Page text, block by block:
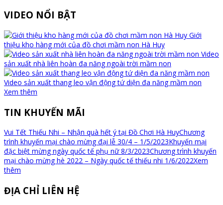
VIDEO NỔI BẬT
Giới
thiệu kho hàng mới của đồ chơi mầm non Hà Huy
Video
sản xuất nhà liên hoàn đa năng ngoài trời mầm non
Video sản xuất thang leo vận động tứ diện đa năng mầm non
Xem thêm
TIN KHUYẾN MÃI
Vui Tết Thiếu Nhi – Nhận quà hết ý tại Đồ Chơi Hà HuyChương
trình khuyến mại chào mừng đại lễ 30/4 – 1/5/2023Khuyến mại
đặc biệt mừng ngày quốc tế phụ nữ 8/3/2023Chương trình khuyến
mại chào mừng hè 2022 – Ngày quốc tế thiếu nhi 1/6/2022Xem
thêm
ĐỊA CHỈ LIÊN HỆ